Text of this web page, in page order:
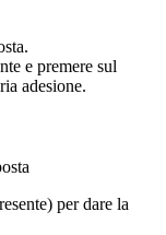
e premere sul
adesione.
per dare la